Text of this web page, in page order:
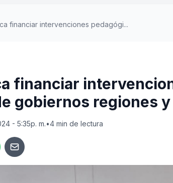
financiar intervenciones pedagógi...
financiar
gobiernos regiones
- 5:35p. m.•4 min de lectura